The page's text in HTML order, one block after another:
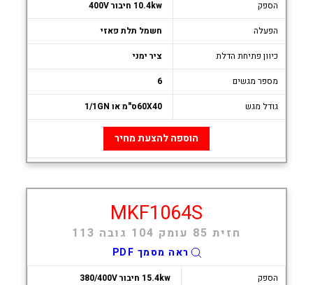
הספק
10.4kw חיבור 400V
הפעלה
חשמל תלת פאזי
כיוון פתיחת הדלת
ציר ימני
מספר מגשים
6
גודל מגש
60X40ס"מ או 1/1GN
הוספה להצעת מחיר
MKF1064S
חזית 85 עומק 104 גובה 113
ראה מסמך PDF
הספק
15.4kw חיבור 380/400V